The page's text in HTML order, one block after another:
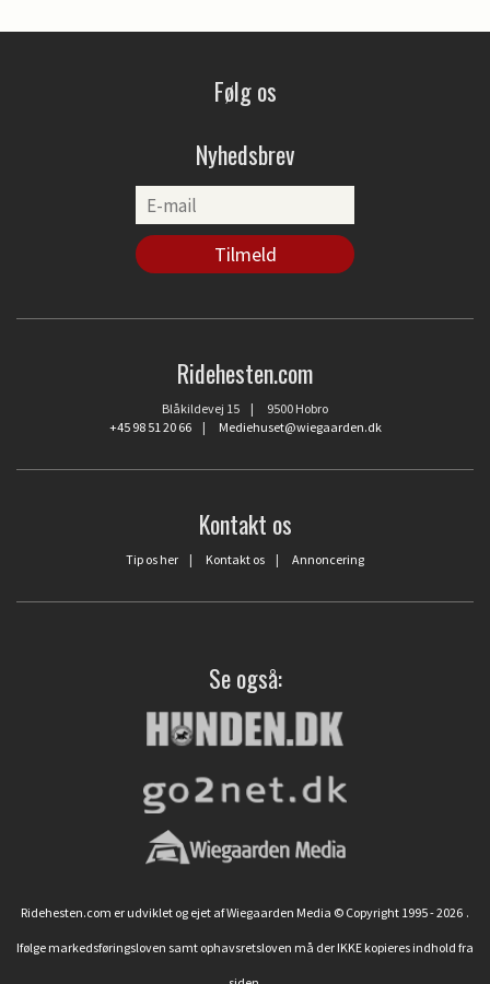
Følg os
Nyhedsbrev
Ridehesten.com
Blåkildevej 15 | 9500 Hobro
+45 98 51 20 66| Mediehuset@wiegaarden.dk
Kontakt os
Tip os her | Kontakt os | Annoncering
Se også:
Ridehesten.com er udviklet og ejet af Wiegaarden Media © Copyright 1995 - 2026 .
Ifølge markedsføringsloven samt ophavsretsloven må der IKKE kopieres indhold fra